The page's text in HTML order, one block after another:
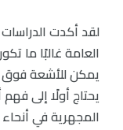
لقد أكدت
العامة غالبًا ما
يمكن للأشعة فوق
يحتاج أولًا إلى
المجهرية في